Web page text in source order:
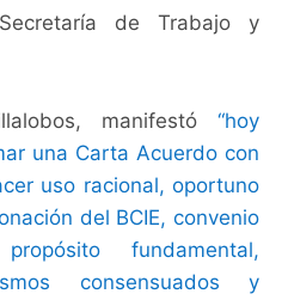
de Trabajo y
manifestó“hoy
una Carta Acuerdo con
uso racional, oportuno
del BCIE, convenio
fundamental,
consensuados y